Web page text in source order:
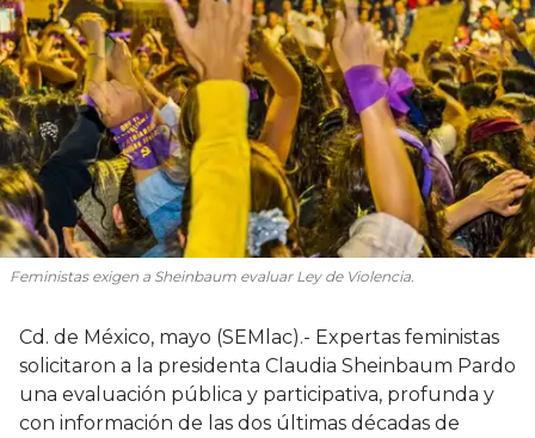
Feministas exigen a Sheinbaum evaluar Ley de Violencia.
Cd. de México, mayo (SEMlac).- Expertas feministas
solicitaron a la presidenta Claudia Sheinbaum Pardo
una evaluación pública y participativa, profunda y
con información de las dos últimas décadas de